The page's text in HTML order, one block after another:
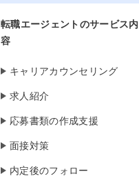
転職エージェントのサービス内
容
キャリアカウンセリング
求人紹介
応募書類の作成支援
面接対策
内定後のフォロー